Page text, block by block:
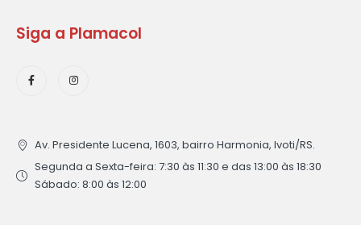
Siga a Plamacol
Av. Presidente Lucena, 1603, bairro Harmonia, Ivoti/RS.
Segunda a Sexta-feira: 7:30 às 11:30 e das 13:00 às 18:30
Sábado: 8:00 às 12:00